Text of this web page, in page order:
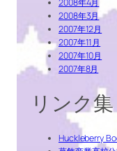
2008年4月
2008年3月
2007年12月
2007年11月
2007年10月
2007年8月
リンク集
Huckleberry